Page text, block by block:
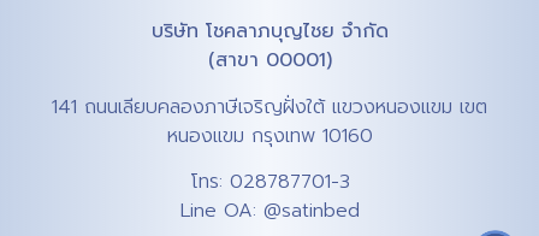
บริษัท โชคลาภบุญไชย จำกัด
(สาขา 00001)
141 ถนนเลียบคลองภาษีเจริญฝั่งใต้ แขวงหนองแขม เขต
หนองแขม กรุงเทพ 10160
โทร: 028787701-3
Line OA: @satinbed